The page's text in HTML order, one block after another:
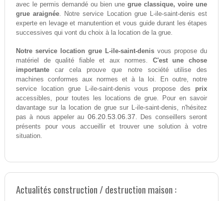
avec le permis demandé ou bien unegrue classique, voire une
grue araignée. Notre service Location grue L-ile-saint-denis est
experte en levage et manutention et vous guide durant les étapes
successives qui vont du choix à la location de la grue.
Notre service location grue L-ile-saint-denis vous propose du
matériel de qualité fiable et aux normes. C'est une chose
importantecar cela prouve que notre société utilise des
machines conformes aux normes et à la loi. En outre, notre
service location grue L-ile-saint-denis vous propose des prix
accessibles, pour toutes les locations de grue. Pour en savoir
davantage sur la location de grue sur L-ile-saint-denis, n'hésitez
pas à nous appeler au 06.20.53.06.37. Des conseillers seront
présents pour vous accueillir et trouver une solution à votre
situation.
Actualités construction / destruction maison :